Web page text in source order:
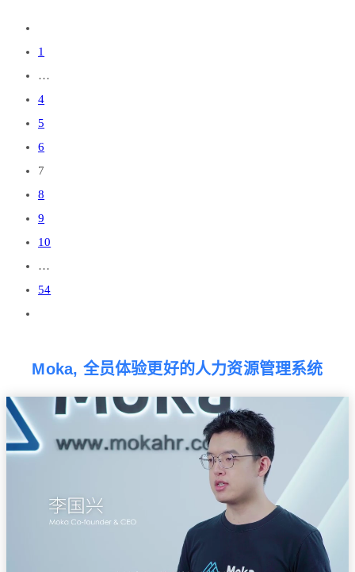
1
…
4
5
6
7
8
9
10
…
54
Moka, 全员体验更好的人力资源管理系统